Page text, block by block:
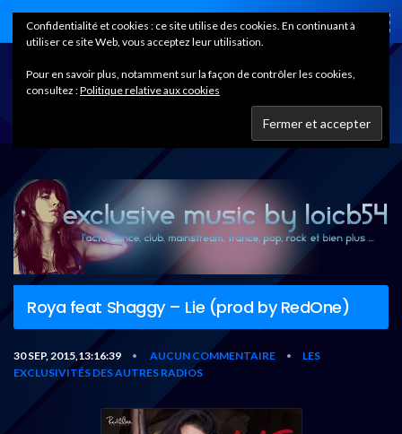
Home
Roya feat Shaggy – Lie (prod by RedOne)
30 SEP, 2015,13:16:39 • AUCUN COMMENTAIRE •
LES
EXCLUSIVITÉS DES AUTRES RADIOS
Confidentialité et cookies : ce site utilise des cookies. En continuant à
utiliser ce site Web, vous acceptez leur utilisation.
Pour en savoir plus, notamment sur la façon de contrôler les cookies,
consultez :Politique relative aux cookies